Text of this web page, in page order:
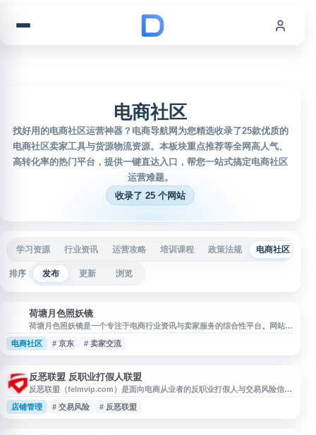
电商社区
找好用的电商社区运营神器？电商导航网为您精选收录了25款优质的
电商社区卖家工具与货源物流资源。本板块重点推荐等全网高人气、
高转化率的热门平台，提供一键直达入口，帮您一站式搞定电商社区
运营难题。
收录了 25 个网站
学习资源 行业资讯 运营攻略 培训课程 政策法规 电商社区
排序 发布 更新 浏览
荷塘月色照妖镜
荷塘月色照妖镜是一个专注于电商行业资讯与卖家服务的综合性平台。网站主
要面向淘宝、天猫、京东、拼多多等电商平台的卖家群体，提供行业动态、运
营技巧、平台规则解读、选品分析等实用内容。 平台设有论坛社区，汇聚大
卖家提升经营效率。
电商社区 # 京东 # 卖家交流
反恶联盟 反职业打假人联盟
反恶联盟（felmvip.com）是面向电商从业者的反职业打假人与交易风险信息
交流平台，覆盖淘宝、天猫、京东、苏宁、阿里巴巴等场景。网站提供职业打
假人、职业差评师、淘宝小号、信誉等相关信息查询与共享功能，数据由会员
店铺管理 # 交易风险 # 反恶联盟